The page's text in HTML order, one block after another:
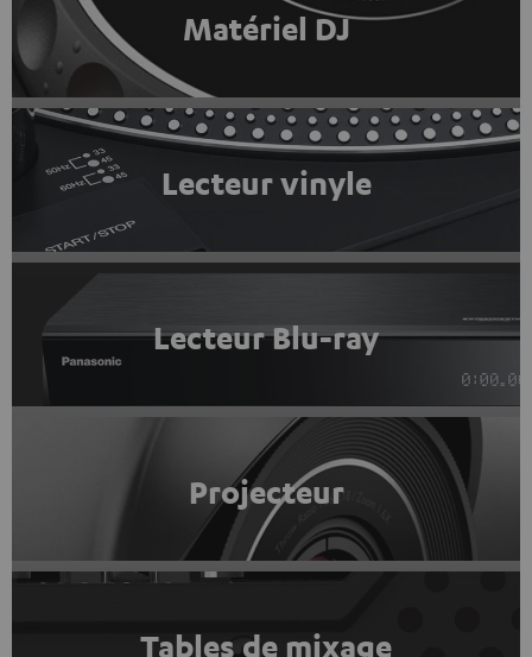
Matériel DJ
Lecteur vinyle
Lecteur Blu-ray
Projecteur
Tables de mixage